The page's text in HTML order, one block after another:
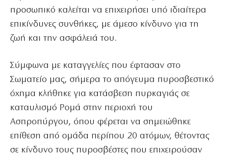
προσωπικό καλείται να επιχειρήσει υπό ιδιαίτερα
επικίνδυνες συνθήκες, με άμεσο κίνδυνο για τη
ζωή και την ασφάλειά του.
Σύμφωνα με καταγγελίες που έφτασαν στο
Σωματείο μας, σήμερα το απόγευμα πυροσβεστικό
όχημα κλήθηκε για κατάσβεση πυρκαγιάς σε
καταυλισμό Ρομά στην περιοχή του
Ασπροπύργου, όπου φέρεται να σημειώθηκε
επίθεση από ομάδα περίπου 20 ατόμων, θέτοντας
σε κίνδυνο τους πυροσβέστες που επιχειρούσαν